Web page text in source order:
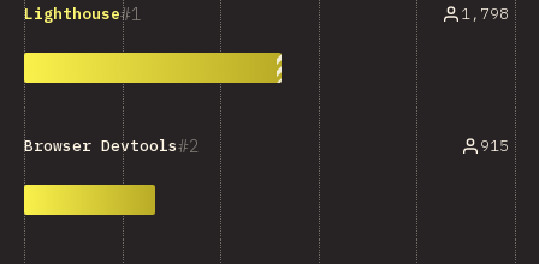
1
Lighthouse 1,798
2
Browser Devtools 915